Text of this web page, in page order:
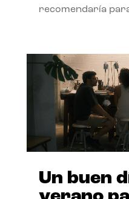
recomendaría
Un buen